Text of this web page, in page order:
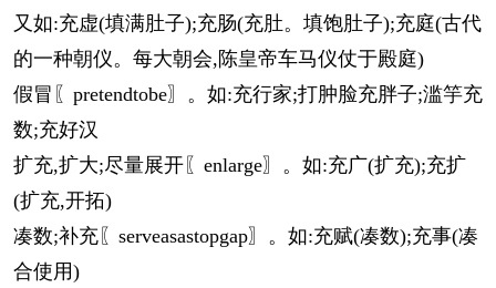
又如:充虚(填满肚子);充肠(充肚。填饱肚子);充庭(古代
的一种朝仪。每大朝会,陈皇帝车马仪仗于殿庭)
假冒〖pretendtobe〗。如:充行家;打肿脸充胖子;滥竽充
数;充好汉
扩充,扩大;尽量展开〖enlarge〗。如:充广(扩充);充扩
(扩充,开拓)
凑数;补充〖serveasastopgap〗。如:充赋(凑数);充事(凑
合使用)